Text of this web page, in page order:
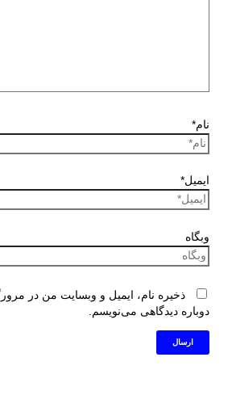
نام*
ایمیل*
وبگاه
ذخیره نام، ایمیل و وبسایت من در
دوباره دیدگاهی می‌نویسم.